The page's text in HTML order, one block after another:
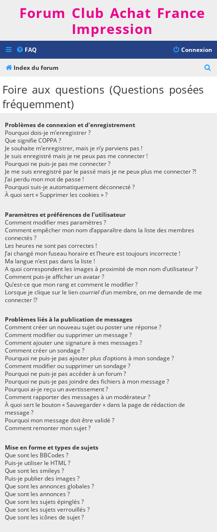
Forum Club Achat France
Impression
FAQ Connexion
Index du forum
Foire aux questions (Questions posées
fréquemment)
Problèmes de connexion et d’enregistrement
Pourquoi dois-je m’enregistrer ?
Que signifie COPPA ?
Je souhaite m’enregistrer, mais je n’y parviens pas !
Je suis enregistré mais je ne peux pas me connecter !
Pourquoi ne puis-je pas me connecter ?
Je me suis enregistré par le passé mais je ne peux plus me connecter ?!
J’ai perdu mon mot de passe !
Pourquoi suis-je automatiquement déconnecté ?
À quoi sert « Supprimer les cookies » ?
Paramètres et préférences de l’utilisateur
Comment modifier mes paramètres ?
Comment empêcher mon nom d’apparaître dans la liste des membres
connectés ?
Les heures ne sont pas correctes !
J’ai changé mon fuseau horaire et l’heure est toujours incorrecte !
Ma langue n’est pas dans la liste !
A quoi correspondent les images à proximité de mon nom d’utilisateur ?
Comment puis-je afficher un avatar ?
Qu’est-ce que mon rang et comment le modifier ?
Lorsque je clique sur le liencourrield’un membre, on me demande de me
connecter !?
Problèmes liés à la publication de messages
Comment créer un nouveau sujet ou poster une réponse ?
Comment modifier ou supprimer un message ?
Comment ajouter une signature à mes messages ?
Comment créer un sondage ?
Pourquoi ne puis-je pas ajouter plus d’options à mon sondage ?
Comment modifier ou supprimer un sondage ?
Pourquoi ne puis-je pas accéder à un forum ?
Pourquoi ne puis-je pas joindre des fichiers à mon message ?
Pourquoi ai-je reçu un avertissement ?
Comment rapporter des messages à un modérateur ?
À quoi sert le bouton « Sauvegarder » dans la page de rédaction de
message ?
Pourquoi mon message doit être validé ?
Comment remonter mon sujet ?
Mise en forme et types de sujets
Que sont les BBCodes ?
Puis-je utiliser le HTML ?
Que sont les smileys ?
Puis-je publier des images ?
Que sont les annonces globales ?
Que sont les annonces ?
Que sont les sujets épinglés ?
Que sont les sujets verrouillés ?
Que sont les icônes de sujet ?